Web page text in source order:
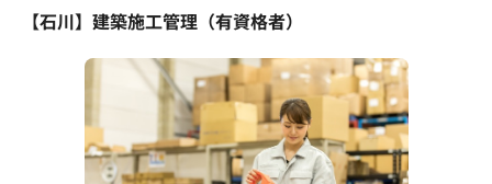
【石川】建築施工管理（有資格者）